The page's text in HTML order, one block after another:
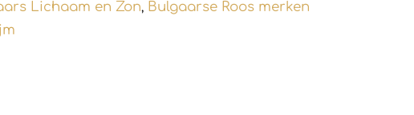
Lichaam en Zon, Bulgaarse Roos merken